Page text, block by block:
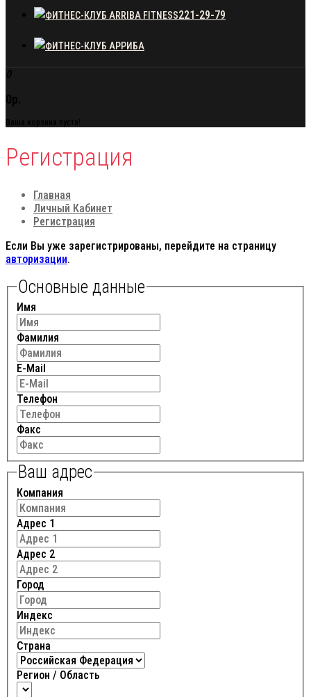
221-29-79
0
0р.
Ваша корзина пуста!
Регистрация
Главная
Личный Кабинет
Регистрация
Если Вы уже зарегистрированы, перейдите на страницу
авторизации.
Основные данные
Имя
Фамилия
E-Mail
Телефон
Факс
Ваш адрес
Компания
Адрес 1
Адрес 2
Город
Индекс
Страна
Регион / Область